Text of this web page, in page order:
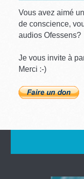
Vous avez aimé
de conscience,
audios Ofessens?
Je vous invite à
Merci :-)